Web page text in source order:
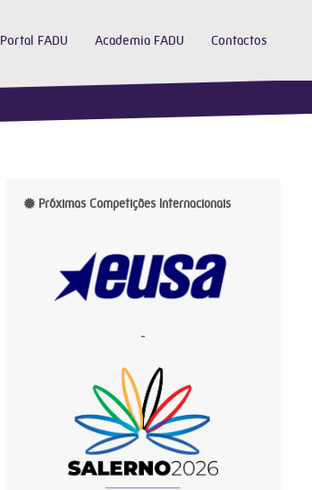
Portal FADU Academia FADU Contactos
Próximas Competições Internacionais
-